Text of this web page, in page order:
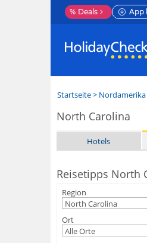
% Deals App
Startseite> Nordamerika
North Carolina
Hotels
Reisetipps North
Region
Ort